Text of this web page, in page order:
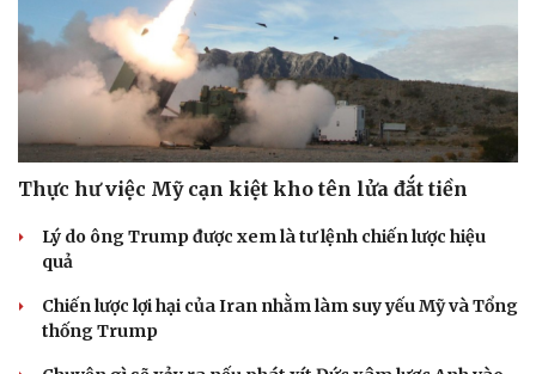
Thực hư việc Mỹ cạn kiệt kho tên lửa đắt tiền
Lý do ông Trump được xem là tư lệnh chiến lược hiệu
quả
Chiến lược lợi hại của Iran nhằm làm suy yếu Mỹ và Tổng
thống Trump